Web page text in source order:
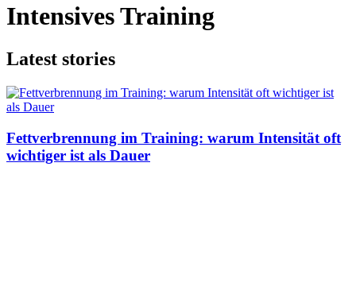
Intensives Training
Latest stories
Fettverbrennung im Training: warum Intensität oft
wichtiger ist als Dauer